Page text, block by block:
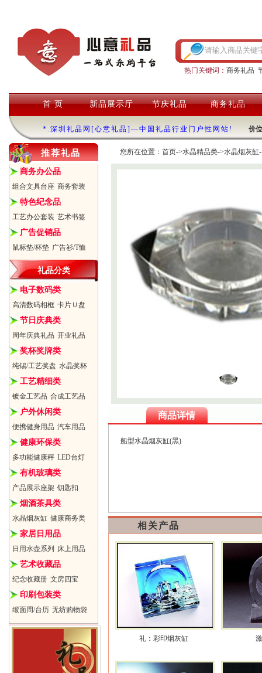
热门关键词： 商务礼品
首 页 新品展示厅 节庆礼品 商务礼品
*.深圳礼品网[心意礼品]—中国礼品行业门户性网站! 价
推荐礼品
商务办公品
组合文具台座 商务套装
特色纪念品
工艺办公套装 艺术书签
广告促销品
鼠标垫/杯垫 广告衫/T恤
礼品分类
电子数码类
高清数码相框 卡片Ｕ盘
节日庆典类
周年庆典礼品 开业礼品
奖杯奖牌类
纯锡/工艺奖盘 水晶奖杯
工艺精细类
镀金工艺品 合成工艺品
户外休闲类
便携健身用品 汽车用品
健康环保类
多功能健康秤 LED台灯
有机玻璃类
产品展示座架 钥匙扣
烟酒茶具类
水晶烟灰缸 健康商务类
家居日用品
日用水壶系列 床上用品
艺术收藏品
纪念收藏册 文房四宝
印刷包装类
缎面周/台历 无纺购物袋
您所在位置： 首页->水晶精品类->水晶烟灰缸
商品详情
船型水晶烟灰缸(黑)
相关产品
礼：彩印烟灰缸